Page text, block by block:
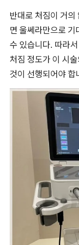
반대로 처짐이 거
면 울쎄라만으로
수 있습니다. 따라
처짐 정도가 이 시
것이 선행되어야 합